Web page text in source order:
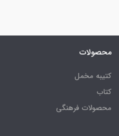
محصولات
کتیبه مخمل
کتاب
محصولات فرهنگی